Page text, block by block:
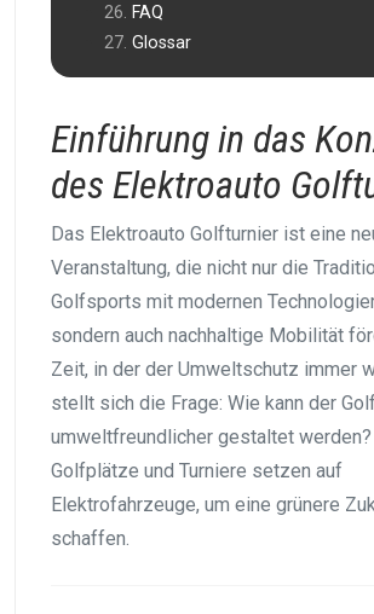
FAQ
Glossar
Einführung in das
des Elektroauto
Das Elektroauto Golfturnier ist eine
Veranstaltung, die nicht nur die
Golfsports mit modernen
sondern auch nachhaltige Mobilität
Zeit, in der der Umweltschutz immer
stellt sich die Frage: Wie kann der
umweltfreundlicher gestaltet
Golfplätze und Turniere setzen auf
Elektrofahrzeuge, um eine grünere
schaffen.